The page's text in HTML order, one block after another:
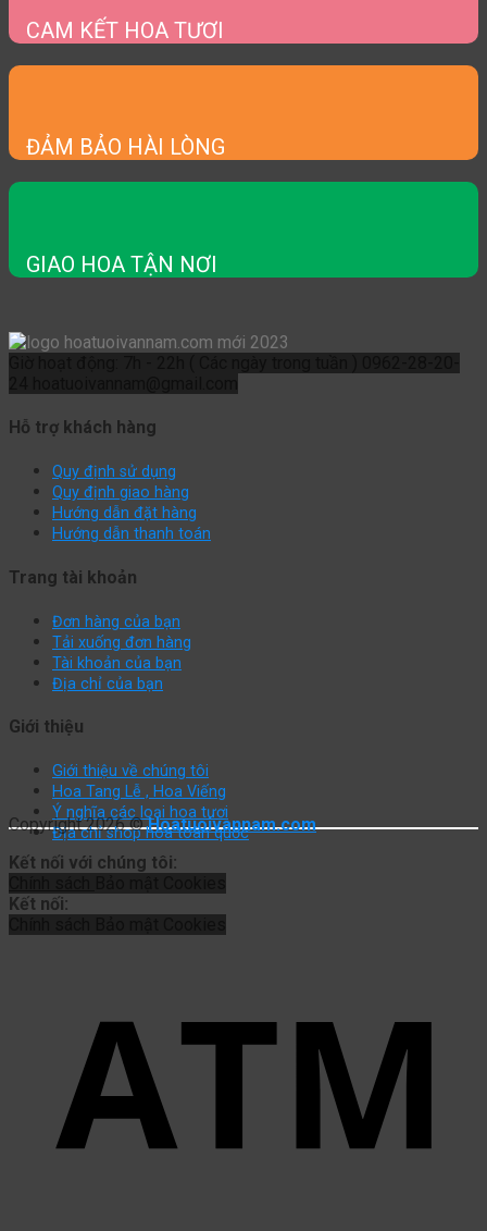
CAM KẾT HOA TƯƠI
ĐẢM BẢO HÀI LÒNG
GIAO HOA TẬN NƠI
Hỗ trợ khách hàng
Quy định sử dụng
Quy định giao hàng
Hướng dẫn đặt hàng
Hướng dẫn thanh toán
Trang tài khoản
Đơn hàng của bạn
Tải xuống đơn hàng
Tài khoản của bạn
Địa chỉ của bạn
Giới thiệu
Giới thiệu về chúng tôi
Hoa Tang Lễ , Hoa Viếng
Ý nghĩa các loại hoa tươi
Địa chỉ shop hoa toàn quốc
Copyright 2026 ©Hoatuoivannam.com
Kết nối với chúng tôi:
Kết nối: